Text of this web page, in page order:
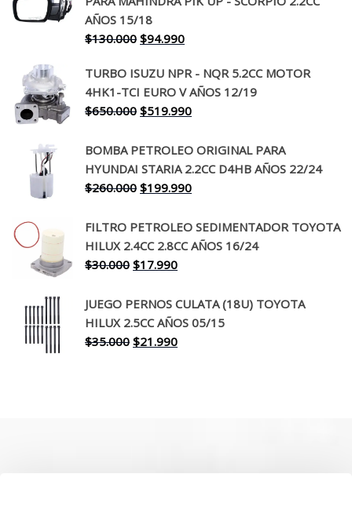
AÑOS 15/18
$130.000 El
original
era:
$130.000.
$94.990El
actual
es:
$94.990.
TURBO ISUZU NPR - NQR 5.2CC MOTOR
4HK1-TCI EURO V AÑOS 12/19
$650.000 El
original
era:
$650.000.
$519.990El
actual
es:
$519.990.
BOMBA PETROLEO ORIGINAL PARA
HYUNDAI STARIA 2.2CC D4HB AÑOS 22/24
$260.000 El
original
era:
$260.000.
$199.990El
actual
es:
FILTRO PETROLEO SEDIMENTADOR TOYOTA
HILUX 2.4CC 2.8CC AÑOS 16/24
$30.000 El
original
era:
$30.000.
$17.990El
actual
es:
$17.990.
JUEGO PERNOS CULATA (18U) TOYOTA
HILUX 2.5CC AÑOS 05/15
$35.000 El
$21.990El